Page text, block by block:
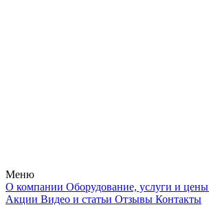
Меню
О компании Оборудование, услуги и цены
Акции Видео и статьи Отзывы Контакты